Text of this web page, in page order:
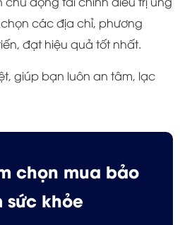
các địa chỉ, phương
đạt hiệu quả tốt nhất.
giúp bạn luôn an tâm, lạc
chọn mua bảo
sức khỏe